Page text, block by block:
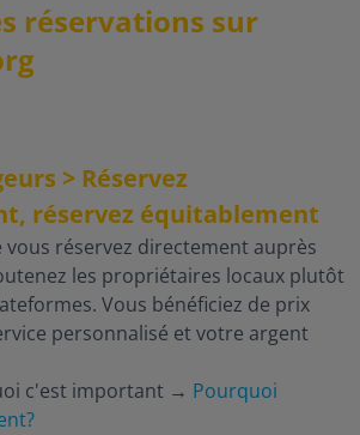
réservations sur
> Réservez
réservez équitablement
vous réservez directement auprès
les propriétaires locaux plutôt
Vous bénéficiez de prix
personnalisé et votre argent
c'est important → Pourquoi